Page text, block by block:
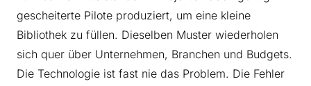
gescheiterte Pilote produziert, um eine kleine
Bibliothek zu füllen. Dieselben Muster wiederholen
sich quer über Unternehmen, Branchen und Budgets.
Die Technologie ist fast nie das Problem. Die Fehler